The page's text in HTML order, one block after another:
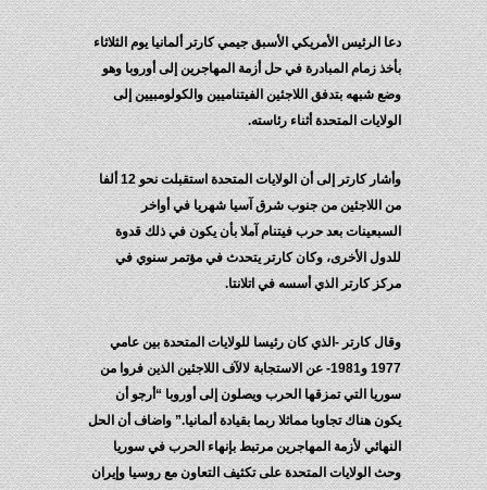
دعا الرئيس الأمريكي الأسبق جيمي كارتر ألمانيا يوم الثلاثاء
بأخذ زمام المبادرة في حل أزمة المهاجرين إلى أوروبا وهو
وضع شبهه بتدفق اللاجئين الفيتناميين والكولومبيين إلى
الولايات المتحدة أثناء رئاسته.
وأشار كارتر إلى أن الولايات المتحدة استقبلت نحو 12 ألفا
من اللاجئين من جنوب شرق آسيا شهريا في أواخر
السبعينات بعد حرب فيتنام آملا بأن يكون في ذلك قدوة
للدول الأخرى، وكان كارتر يتحدث في مؤتمر سنوي في
مركز كارتر الذي أسسه في اتلانتا.
وقال كارتر -الذي كان رئيسا للولايات المتحدة بين عامي
1977 و1981- عن الاستجابة لالآف اللاجئين الذين فروا من
سوريا التي تمزقها الحرب ويصلون إلى أوروبا “أرجو أن
يكون هناك تجاوبا مماثلا ربما بقيادة ألمانيا.” واضاف أن الحل
النهائي لأزمة المهاجرين مرتبط بإنهاء الحرب في سوريا
وحث الولايات المتحدة على تكثيف التعاون مع روسيا وإيران